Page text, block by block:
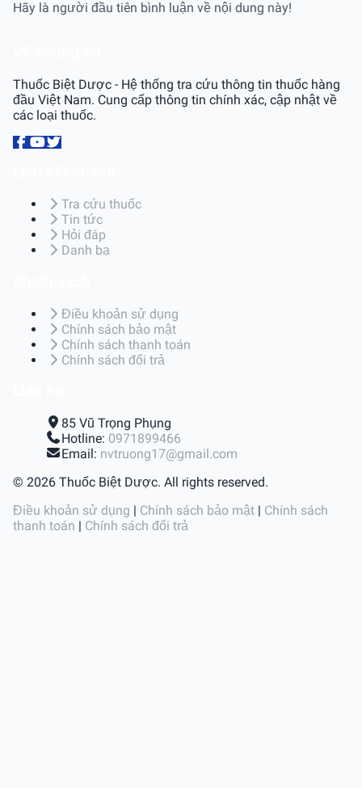
Hãy là người đầu tiên bình luận về nội dung này!
Thuốc Biệt Dược - Hệ thống tra cứu thông tin thuốc hàng
đầu Việt Nam. Cung cấp thông tin chính xác, cập nhật về
các loại thuốc.
Tra cứu thuốc
Tin tức
Hỏi đáp
Danh bạ
Điều khoản sử dụng
Chính sách bảo mật
Chính sách thanh toán
Chính sách đổi trả
85 Vũ Trọng Phụng
Hotline: 0971899466
Email: nvtruong17@gmail.com
© 2026 Thuốc Biệt Dược. All rights reserved.
Điều khoản sử dụng | Chính sách bảo mật | Chính sách
thanh toán | Chính sách đổi trả